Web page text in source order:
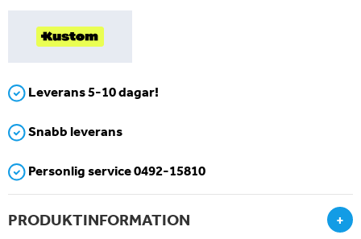
Leverans 5-10 dagar!
Snabb leverans
Personlig service 0492-15810
PRODUKTINFORMATION +